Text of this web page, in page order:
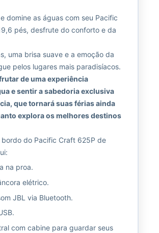
domine as águas com seu Pacific
pés, desfrute do conforto e da
uma brisa suave e a emoção da
pelos lugares mais paradisíacos.
de uma experiência
e sentir a sabedoria exclusiva
que tornará suas férias ainda
explora os melhores destinos
do Pacific Craft 625P de
na proa.
elétrico.
JBL via Bluetooth.
com cabine para guardar seus